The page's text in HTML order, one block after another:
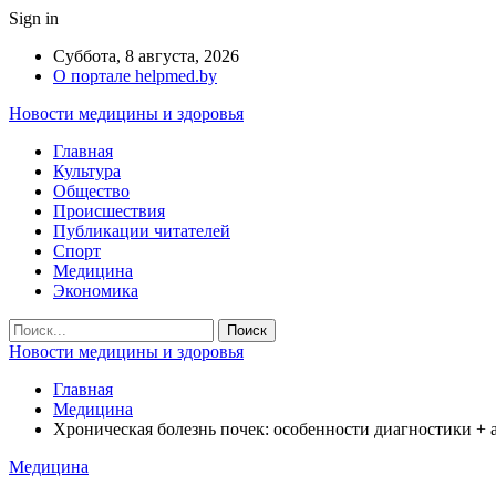
Sign in
Суббота, 8 августа, 2026
О портале helpmed.by
Новости медицины и здоровья
Главная
Культура
Общество
Происшествия
Публикации читателей
Спорт
Медицина
Экономика
Новости медицины и здоровья
Главная
Медицина
Хроническая болезнь почек: особенности диагностики +
Медицина